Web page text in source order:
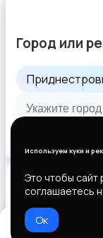
Используем куки и
Это чтобы сайт
соглашаетесь
Ок
Город или
Выберите